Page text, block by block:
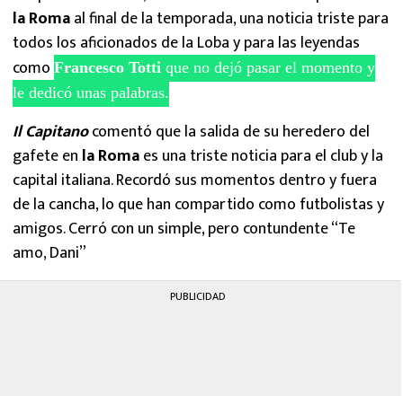
la Romaal final de la temporada, una noticia triste para
todos los aficionados de la Loba y para las leyendas
como Francesco Totti que no dejó pasar el momento y
le dedicó unas palabras.
Il Capitanocomentó que la salida de su heredero del
gafete en la Romaes una triste noticia para el club y la
capital italiana. Recordó sus momentos dentro y fuera
de la cancha, lo que han compartido como futbolistas y
amigos. Cerró con un simple, pero contundente “Te
amo, Dani”
PUBLICIDAD